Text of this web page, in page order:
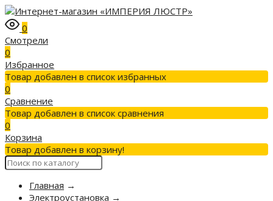
0
Смотрели
0
Избранное
Товар добавлен в список избранных
0
Сравнение
Товар добавлен в список сравнения
0
Корзина
Товар добавлен в корзину!
Главная →
Электроустановка →